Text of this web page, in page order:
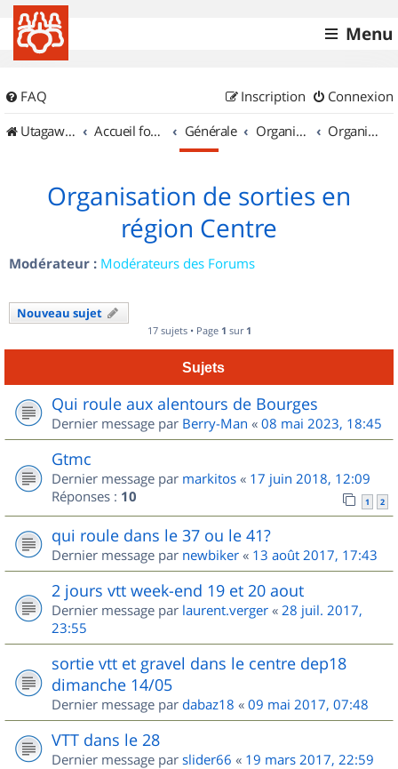
Menu
FAQ Connexion
Inscription
UtagawaVTT (Randos VTT et VTTAE avec traces GPS)
Accueil forum Générale Organisation de sorties & Recherche de partenaires Organisation de sorties en région Centre
Organisation de sorties en
région Centre
Modérateur : Modérateurs des Forums
Nouveau sujet
17 sujets • Page 1 sur 1
Sujets
Qui roule aux alentours de Bourges
Dernier message par Berry-Man « 08 mai 2023, 18:45
Gtmc
Dernier message par markitos « 17 juin 2018, 12:09
Réponses : 10 1 2
qui roule dans le 37 ou le 41?
Dernier message par newbiker « 13 août 2017, 17:43
2 jours vtt week-end 19 et 20 aout
Dernier message par laurent.verger « 28 juil. 2017,
23:55
sortie vtt et gravel dans le centre dep18
dimanche 14/05
Dernier message par dabaz18 « 09 mai 2017, 07:48
VTT dans le 28
Dernier message par slider66 « 19 mars 2017, 22:59